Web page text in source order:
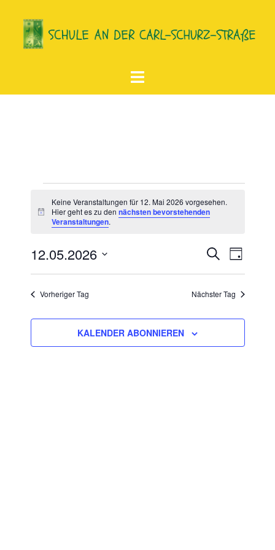
Inhalt
springen
Menü
Veranstaltungen
für
Mai
2026
Hinweis
Keine Veranstaltungen für 12. Mai 2026 vorgesehen.
Hier geht es zu den nächsten bevorstehenden
Veranstaltungen.
Such-
SUCHE
TAG
12.05.2026
Datum
Vorheriger Tag Nächster Tag
KALENDER ABONNIEREN